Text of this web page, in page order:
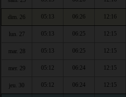
dim. 26 05:13 06:26 12:16
lun. 27 05:13 06:25 12:15
mar. 28 05:13 06:25 12:15
mer. 29 05:12 06:24 12:15
jeu. 30 05:12 06:24 12:15